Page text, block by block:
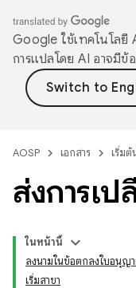
Google ใช้เทคโนโลยี
การแปลโดย AI อาจมีข้
AOSP เอกสาร เริ่มต้
ส่งการเ
ในหน้านี้
ลงนามในข้อตกลงใบอนุ
เริ่มสาขา